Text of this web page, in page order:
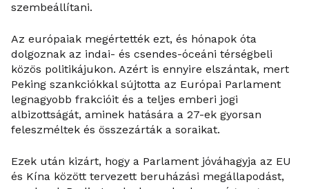
szembeállítani.
Az európaiak megértették ezt, és hónapok óta
dolgoznak az indai- és csendes-óceáni térségbeli
közös politikájukon. Azért is ennyire elszántak, mert
Peking szankciókkal sújtotta az Európai Parlament
legnagyobb frakcióit és a teljes emberi jogi
albizottságát, aminek hatására a 27-ek gyorsan
feleszméltek és összezárták a soraikat.
Ezek után kizárt, hogy a Parlament jóváhagyja az EU
és Kína között tervezett beruházási megállapodást,